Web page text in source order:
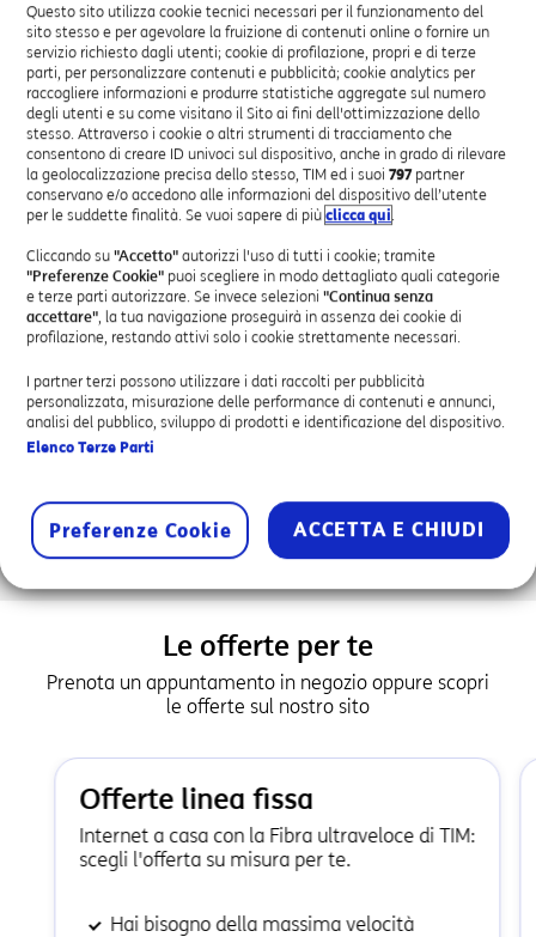
Attivazione Linea di Casa
Attivazione Linea Mobile
Pagamento bolletta
Vendita Smartphone e Tablet
Attivazione TV TIMVISION
Attivazione Servizi Smart Home
Prenota Appuntamento
Attivazione Servizi Business
Assistenza Tecnica
Attivazione SPID
PUNTO VIOLA AUTORIZZATO
Il progetto Punti Viola di DonneXStrada ha come fine la creazione
DonneXStrada è quindi un luogo di riferimento nel territorio, che
ha la sensibilità e gli strumenti per accogliere la persona nelle
diverse situazioni di difficoltà.
Le offerte per te
Prenota un appuntamento in negozio oppure scopri
le offerte sul nostro sito
Offerte linea fissa
Internet a casa con la Fibra ultraveloce di TIM:
scegli l'offerta su misura per te.
Hai bisogno della massima velocità
Questo sito utilizza cookie tecnici necessari per il funzionamento del
sito stesso e per agevolare la fruizione di contenuti online o fornire un
servizio richiesto dagli utenti; cookie di profilazione, propri e di terze
parti, per personalizzare contenuti e pubblicità; cookie analytics per
raccogliere informazioni e produrre statistiche aggregate sul numero
degli utenti e su come visitano il Sito ai fini dell'ottimizzazione dello
stesso. Attraverso i cookie o altri strumenti di tracciamento che
consentono di creare ID univoci sul dispositivo, anche in grado di rilevare
la geolocalizzazione precisa dello stesso, TIM ed i suoi 797partner
conservano e/o accedono alle informazioni del dispositivo dell’utente
per le suddette finalità. Se vuoi sapere di più clicca qui.
Cliccando su "Accetto" autorizzi l'uso di tutti i cookie; tramite
"Preferenze Cookie" puoi scegliere in modo dettagliato quali categorie
e terze parti autorizzare. Se invece selezioni "Continua senza
accettare", la tua navigazione proseguirà in assenza dei cookie di
profilazione, restando attivi solo i cookie strettamente necessari.
I partner terzi possono utilizzare i dati raccolti per pubblicità
personalizzata, misurazione delle performance di contenuti e annunci,
analisi del pubblico, sviluppo di prodotti e identificazione del dispositivo.
Elenco Terze Parti
Preferenze Cookie ACCETTA E CHIUDI